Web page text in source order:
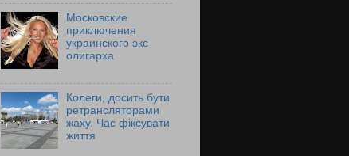
Московские
приключения
украинского экс-
олигарха
Колеги, досить бути
ретрансляторами
жаху. Час фіксувати
життя